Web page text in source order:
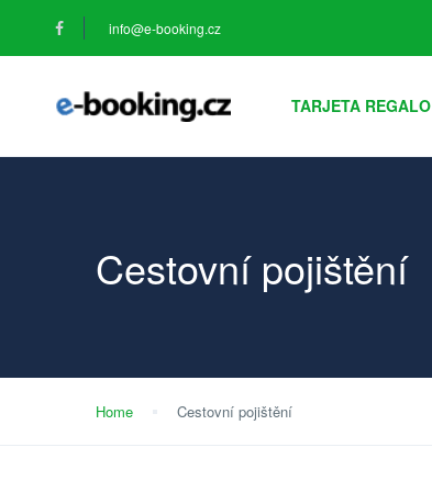
info@e-booking.cz
TARJETA REGALO
Cestovní pojištění
Home Cestovní pojištění